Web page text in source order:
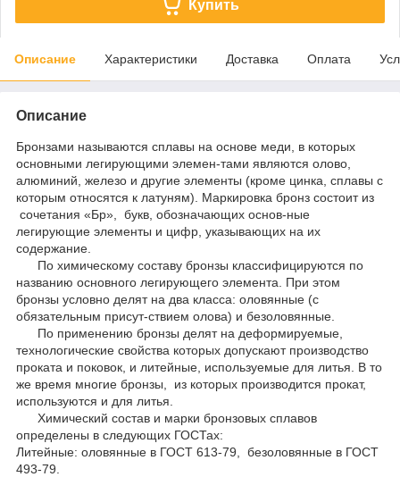
Купить
Описание Характеристики Доставка Оплата
Описание
Бронзами называются сплавы на основе меди, в которых
основными легирующими элемен-тами являются олово,
алюминий, железо и другие элементы (кроме цинка, сплавы с
которым относятся к латуням). Маркировка бронз состоит из
сочетания «Бр», букв, обозначающих основ-ные
легирующие элементы и цифр, указывающих на их
содержание.
По химическому составу бронзы классифицируются по
названию основного легирующего элемента. При этом
бронзы условно делят на два класса: оловянные (с
обязательным присут-ствием олова) и безоловянные.
По применению бронзы делят на деформируемые,
технологические свойства которых допускают производство
проката и поковок, и литейные, используемые для литья. В то
же время многие бронзы, из которых производится прокат,
используются и для литья.
Химический состав и марки бронзовых сплавов
определены в следующих ГОСТах:
Литейные: оловянные в ГОСТ 613-79, безоловянные в ГОСТ
493-79.